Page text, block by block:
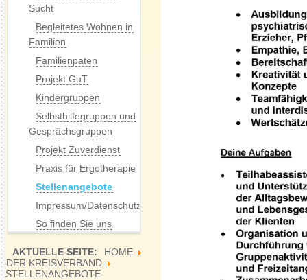
Sucht
Begleitetes Wohnen in
Familien
Familienpaten
Projekt GuT
Kindergruppen
Selbsthilfegruppen und
Gesprächsgruppen
Projekt Zuverdienst
Praxis für Ergotherapie
Stellenangebote
Impressum/Datenschutz
So finden Sie uns
AKTUELLE SEITE:
HOME
DER KREISVERBAND
STELLENANGEBOTE